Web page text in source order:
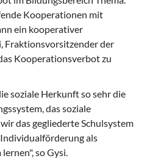
Kooperationen mit
ein kooperativer
Fraktionsvorsitzender der
Kooperationsverbot zu
soziale Herkunft so sehr die
das soziale
das gegliederte Schulsystem
als
so Gysi.